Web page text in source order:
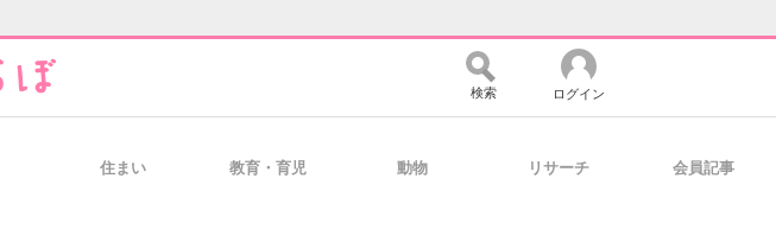
検索 ログイン
住まい 教育・育児 動物 リサーチ 会員記事